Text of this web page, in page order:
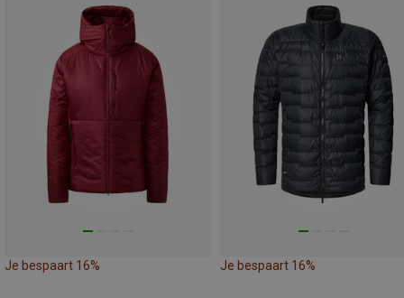
Je bespaart 16% Je bespaart 16%